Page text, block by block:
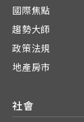
國際焦點
趨勢大師
政策法規
地產房市
社會